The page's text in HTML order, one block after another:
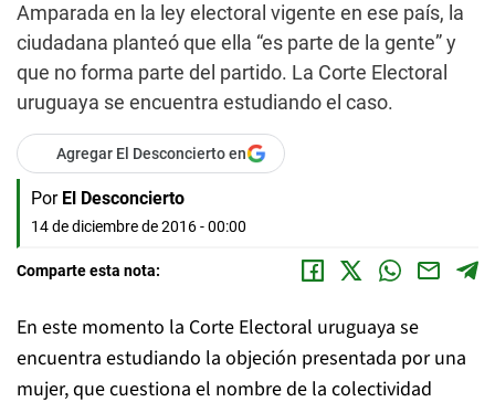
Amparada en la ley electoral vigente en ese país, la
ciudadana planteó que ella “es parte de la gente” y
que no forma parte del partido. La Corte Electoral
uruguaya se encuentra estudiando el caso.
Agregar El Desconcierto en
Por El Desconcierto
14 de diciembre de 2016 - 00:00
Comparte esta nota:
En este momento la Corte Electoral uruguaya se
encuentra estudiando la objeción presentada por una
mujer, que cuestiona el nombre de la colectividad